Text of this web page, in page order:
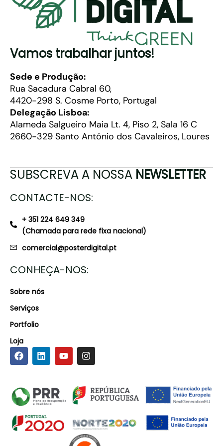
Vamos trabalhar juntos!
Sede e Produção:
Rua Sacadura Cabral 60,
4420-298 S. Cosme Porto, Portugal
Delegação Lisboa:
Alameda Salgueiro Maia Lt. 4, Piso 2, Sala 16 C
2660-329 Santo António dos Cavaleiros, Loures
SUBSCREVA A NOSSA NEWSLETTER
CONTACTE-NOS:
+ 351 224 649 349
(Chamada para rede fixa nacional)
comercial@posterdigital.pt
CONHEÇA-NOS:
Sobre nós
Serviços
Portfolio
Loja